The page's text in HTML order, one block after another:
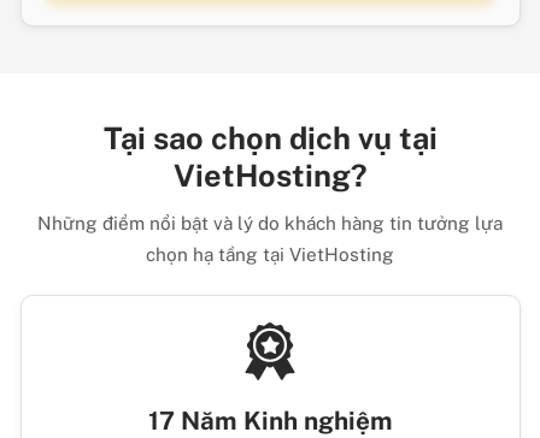
Tại sao chọn dịch vụ tại
VietHosting?
Những điểm nổi bật và lý do khách hàng tin tưởng lựa
chọn hạ tầng tại VietHosting
17 Năm Kinh nghiệm